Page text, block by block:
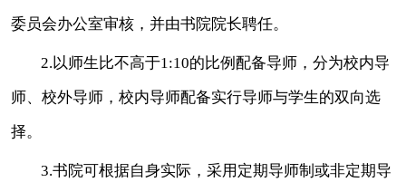
委员会办公室审核，并由书院院长聘任。
2.以师生比不高于1:10的比例配备导师，分为校内导
师、校外导师，校内导师配备实行导师与学生的双向选
择。
3.书院可根据自身实际，采用定期导师制或非定期导